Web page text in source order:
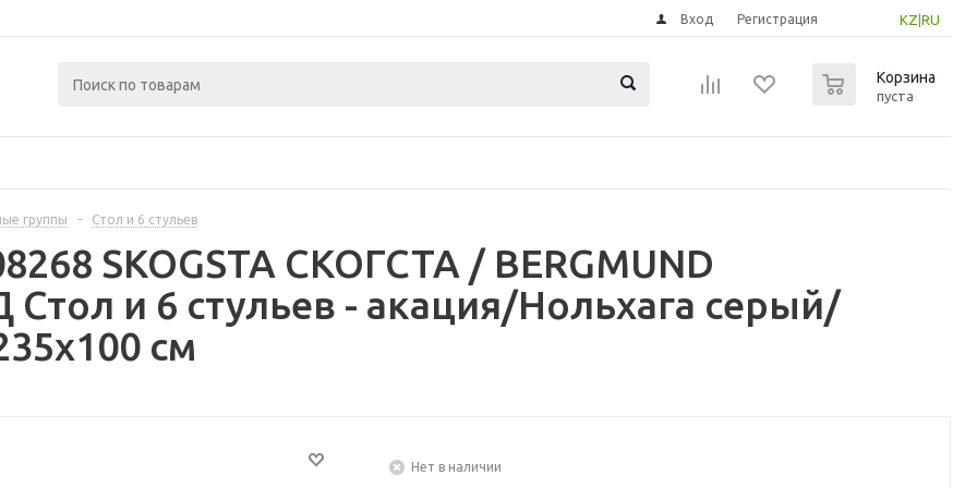
KZ RU
Вход Регистрация
Корзина
пуста
группы - Стол и 6 стульев
SKOGSTA СКОГСТА / BERGMUND
и 6 стульев - акация/Нольхага серый/
см
Нет в наличии